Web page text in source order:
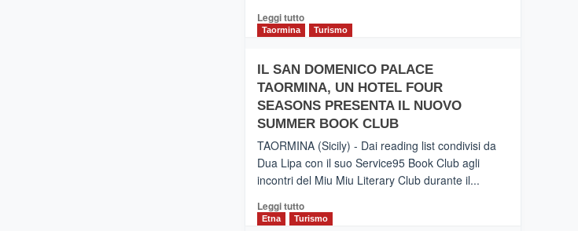
operato
da
Leggi tuttoLeggi
PIEDIMONTE
ETNEO
–
Meta
privilegiata
secondo
i
di
Airbnb.
Taormina Turismo
IL SAN DOMENICO PALACE
TAORMINA, UN HOTEL FOUR
SEASONS PRESENTA IL NUOVO
SUMMER BOOK CLUB
TAORMINA (Sicily) - Dai reading list condivisi da
Dua Lipa con il suo Service95 Book Club agli
incontri del Miu Miu Literary Club durante il...
Leggi tuttoLeggi
di
Etna Turismo